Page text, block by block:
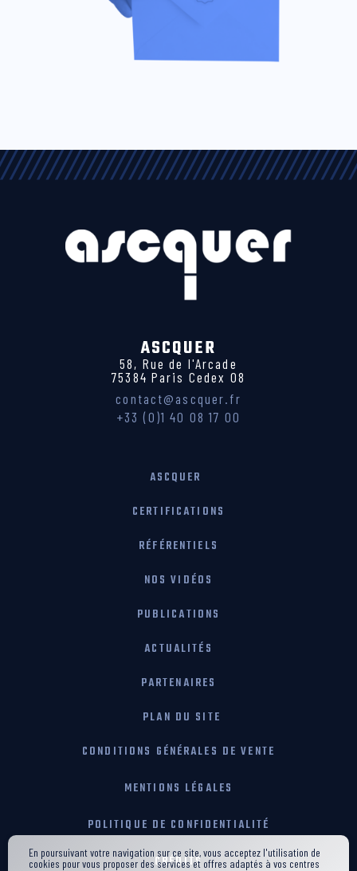
ASCQUER
58, Rue de l'Arcade
75384 Paris Cedex 08
contact@ascquer.fr
+33 (0)1 40 08 17 00
ASCQUER
CERTIFICATIONS
RÉFÉRENTIELS
NOS VIDÉOS
PUBLICATIONS
ACTUALITÉS
PARTENAIRES
PLAN DU SITE
CONDITIONS GÉNÉRALES DE VENTE
MENTIONS LÉGALES
POLITIQUE DE CONFIDENTIALITÉ
CRÉDITS
En poursuivant votre navigation sur ce site, vous acceptez l'utilisation de
cookies pour vous proposer des services et offres adaptés à vos centres